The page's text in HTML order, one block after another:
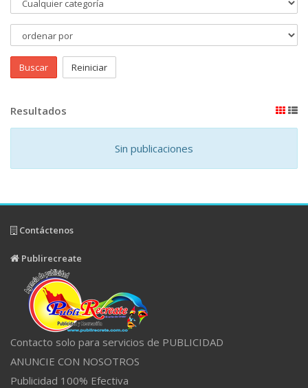
Buscar Reiniciar
Resultados
Sin publicaciones
Contáctenos
Publirecreate
Contacto solo para servicios de PUBLICIDAD
ANUNCIE CON NOSOTROS
Publicidad 100% Efectiva